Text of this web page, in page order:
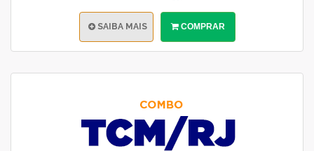
SAIBA MAIS COMPRAR